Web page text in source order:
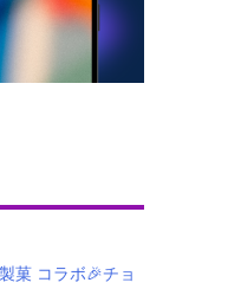
菓 コラボ🎉チョ